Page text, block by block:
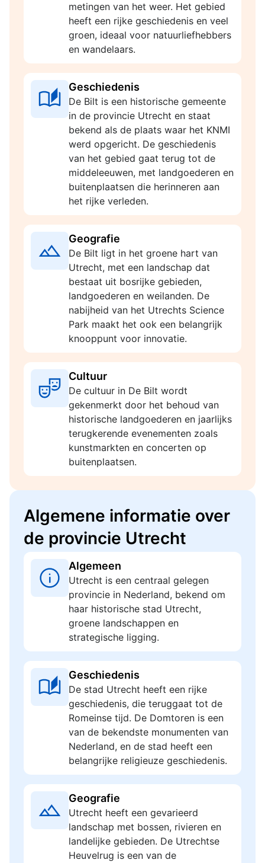
metingen van het weer. Het gebied
heeft een rijke geschiedenis en veel
groen, ideaal voor natuurliefhebbers
en wandelaars.
Geschiedenis
De Bilt is een historische gemeente
in de provincie Utrecht en staat
bekend als de plaats waar het KNMI
werd opgericht. De geschiedenis
van het gebied gaat terug tot de
middeleeuwen, met landgoederen en
buitenplaatsen die herinneren aan
het rijke verleden.
Geografie
De Bilt ligt in het groene hart van
Utrecht, met een landschap dat
bestaat uit bosrijke gebieden,
landgoederen en weilanden. De
nabijheid van het Utrechts Science
Park maakt het ook een belangrijk
knooppunt voor innovatie.
Cultuur
De cultuur in De Bilt wordt
gekenmerkt door het behoud van
historische landgoederen en jaarlijks
terugkerende evenementen zoals
kunstmarkten en concerten op
buitenplaatsen.
Algemene informatie over
de provincie Utrecht
Algemeen
Utrecht is een centraal gelegen
provincie in Nederland, bekend om
haar historische stad Utrecht,
groene landschappen en
strategische ligging.
Geschiedenis
De stad Utrecht heeft een rijke
geschiedenis, die teruggaat tot de
Romeinse tijd. De Domtoren is een
van de bekendste monumenten van
Nederland, en de stad heeft een
belangrijke religieuze geschiedenis.
Geografie
Utrecht heeft een gevarieerd
landschap met bossen, rivieren en
landelijke gebieden. De Utrechtse
Heuvelrug is een van de